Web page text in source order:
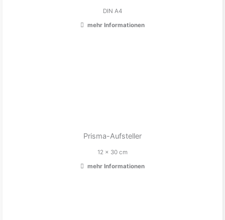
DIN A4
mehr Informationen
Prisma-Aufsteller
12 x 30 cm
mehr Informationen